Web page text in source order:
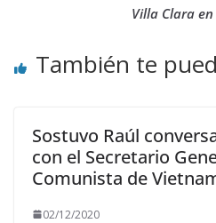
Villa Clara
También te
Sostuvo Raúl
con el Secretario
Comunista de
02/12/2020